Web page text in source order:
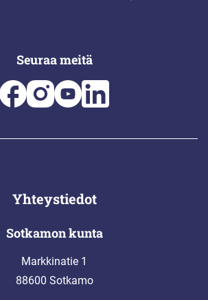
Seuraa meitä
Yhteystiedot
Sotkamon kunta
Markkinatie 1
88600 Sotkamo